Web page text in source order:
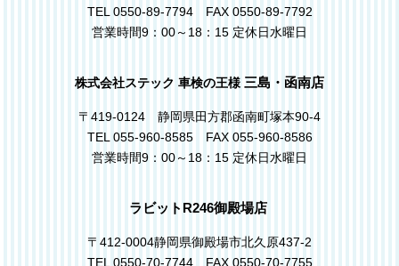
TEL 0550-89-7794 FAX 0550-89-7792
営業時間9：00～18：15 定休日水曜日
株式会社ステック 車検の王様 三島・函南店
〒419-0124 静岡県田方郡函南町塚本90-4
TEL 055-960-8585 FAX 055-960-8586
営業時間9：00～18：15 定休日水曜日
ラビットR246御殿場店
〒412-0004静岡県御殿場市北久原437-2
TEL 0550-70-7744 FAX 0550-70-7755